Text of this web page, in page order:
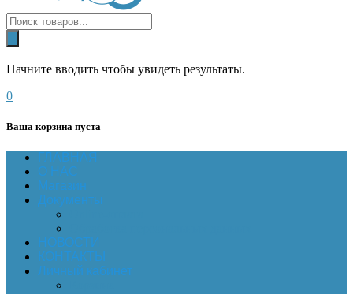
Начните вводить чтобы увидеть результаты.
0
Ваша корзина пуста
ГЛАВНАЯ
О НАС
Магазин
Документы
НОВОСТИ
КОНТАКТЫ
Личный кабинет